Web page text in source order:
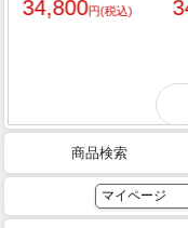
商品検索
マイページ